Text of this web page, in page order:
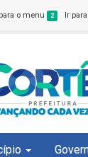
o menu 2 Ir